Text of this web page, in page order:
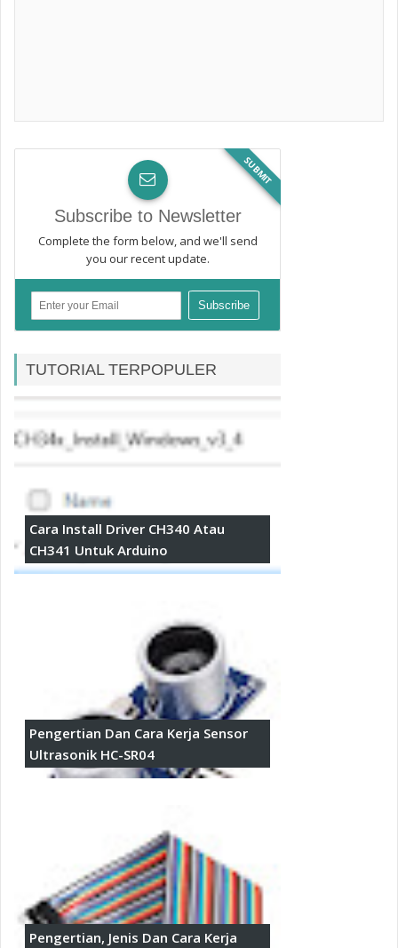
SUBMIT
Subscribe to Newsletter
Complete the form below, and we'll send
you our recent update.
TUTORIAL TERPOPULER
Cara Install Driver CH340 Atau
CH341 Untuk Arduino
Pengertian Dan Cara Kerja Sensor
Ultrasonik HC-SR04
Pengertian, Jenis Dan Cara Kerja